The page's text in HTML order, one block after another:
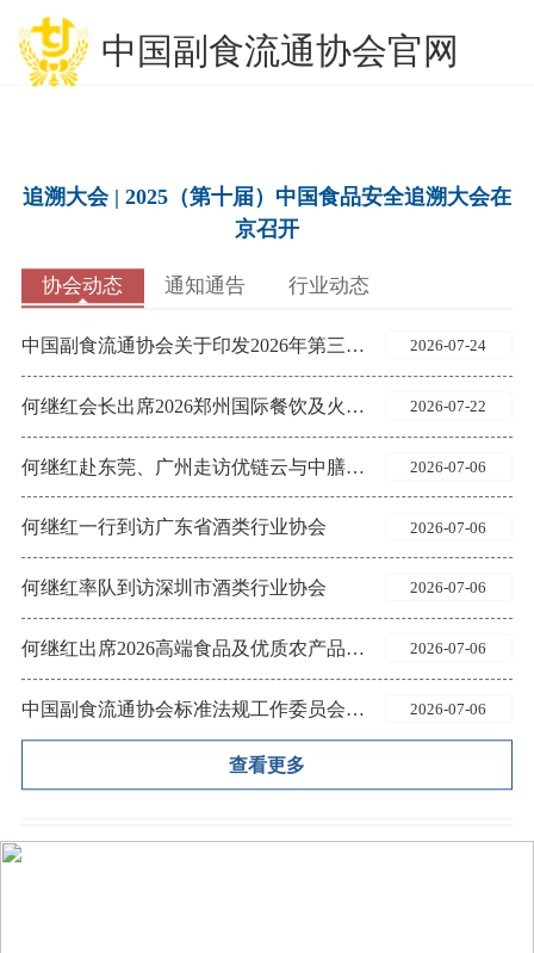
中国副食流通协会官网
追溯大会 | 2025（第十届）中国食品安全追溯大会在
京召开
协会动态 通知通告 行业动态
中国副食流通协会关于印发2026年第三批团体标准项目计划的通知 2026-07-24
何继红会长出席2026郑州国际餐饮及火锅食材用品博览会开幕式 2026-07-22
何继红赴东莞、广州走访优链云与中膳集团 2026-07-06
何继红一行到访广东省酒类行业协会 2026-07-06
何继红率队到访深圳市酒类行业协会 2026-07-06
何继红出席2026高端食品及优质农产品（深圳）博览会并致辞 2026-07-06
中国副食流通协会标准法规工作委员会关于开展2026年团体标准复审工作的通知 2026-07-06
查看更多